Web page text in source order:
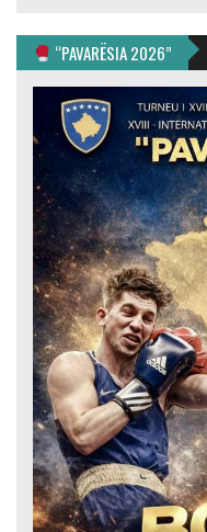
“PAVARËSIA 2026”